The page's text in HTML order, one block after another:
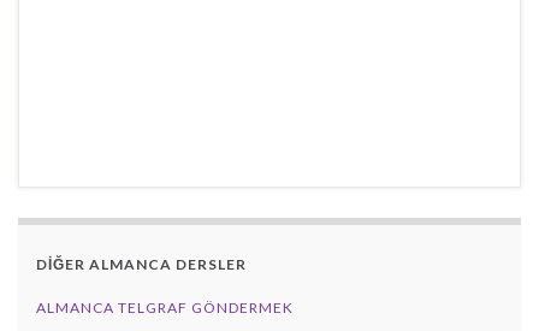
DİĞER ALMANCA DERSLER
ALMANCA TELGRAF GÖNDERMEK